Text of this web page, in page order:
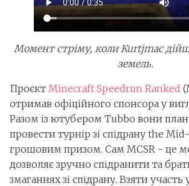
Момент стріму, коли Kurtjmac
земель.
Проєкт Minecraft Speedrun Ranked
отримав офіційного спонсора у
Разом із ютубером Tubbo вони
провести турнір зі спідрану the
грошовим призом. Сам MCSR - це
дозволяє зручно спідранити та
змаганнях зі спідрану. Взяти участь